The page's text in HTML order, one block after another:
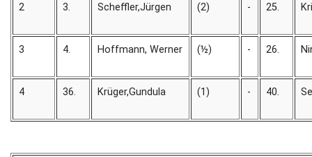
2 3. Scheffler,Jürgen (2) - 25.
3 4. Hoffmann, Werner (½) - 26.
4 36. Krüger,Gundula (1) - 40.